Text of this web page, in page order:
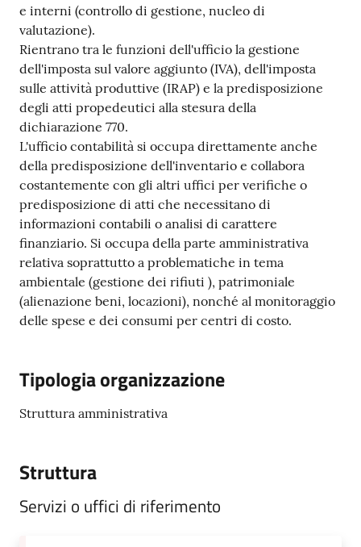
e interni (controllo di gestione, nucleo di
valutazione).
Rientrano tra le funzioni dell'ufficio la gestione
dell'imposta sul valore aggiunto (IVA), dell'imposta
sulle attività produttive (IRAP) e la predisposizione
degli atti propedeutici alla stesura della
dichiarazione 770.
L'ufficio contabilità si occupa direttamente anche
della predisposizione dell'inventario e collabora
costantemente con gli altri uffici per verifiche o
predisposizione di atti che necessitano di
informazioni contabili o analisi di carattere
finanziario. Si occupa della parte amministrativa
relativa soprattutto a problematiche in tema
ambientale (gestione dei rifiuti ), patrimoniale
(alienazione beni, locazioni), nonché al monitoraggio
delle spese e dei consumi per centri di costo.
Tipologia organizzazione
Struttura amministrativa
Struttura
Servizi o uffici di riferimento